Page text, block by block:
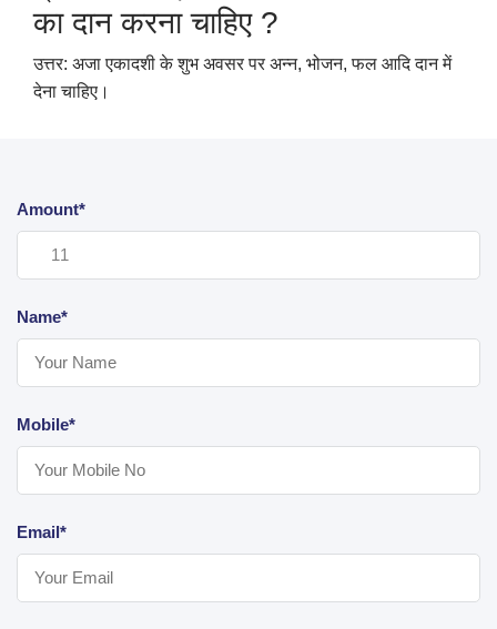
का दान करना चाहिए ?
उत्तर: अजा एकादशी के शुभ अवसर पर अन्न, भोजन,फल आदि दान में
देना चाहिए।
Amount*
Name*
Mobile*
Email*